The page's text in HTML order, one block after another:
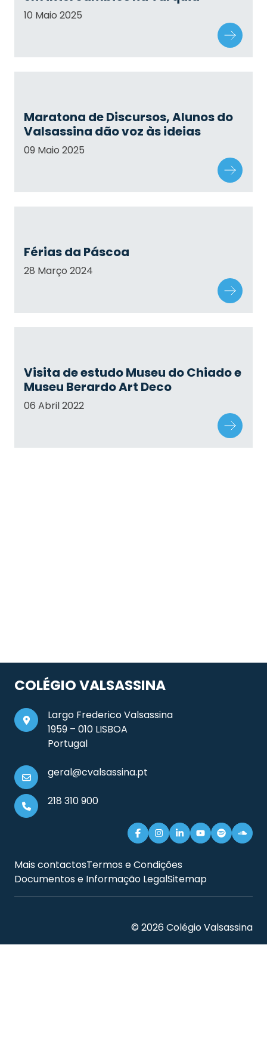
10 Maio 2025
Maratona de Discursos, Alunos do
Valsassina dão voz às ideias
09 Maio 2025
Férias da Páscoa
28 Março 2024
Visita de estudo Museu do Chiado e
Museu Berardo Art Deco
06 Abril 2022
COLÉGIO VALSASSINA
Largo Frederico Valsassina
1959 – 010 LISBOA
Portugal
geral@cvalsassina.pt
218 310 900
Mais contactosTermos e Condições
Documentos e Informação LegalSitemap
© 2026 Colégio Valsassina